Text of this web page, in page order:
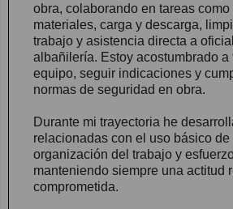
obra, colaborando en tareas
materiales, carga y descarga,
trabajo y asistencia directa a
albañilería. Estoy acostumbrado a
equipo, seguir indicaciones y
normas de seguridad en obra.
Durante mi trayectoria he
relacionadas con el uso básico de
organización del trabajo y
manteniendo siempre una actitud
comprometida.